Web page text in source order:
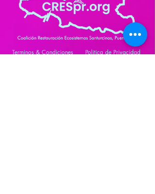
Terminos & Condiciones Politica de Privacidad